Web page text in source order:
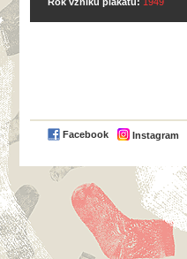
Facebook Instagram